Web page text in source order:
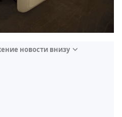
новости внизу